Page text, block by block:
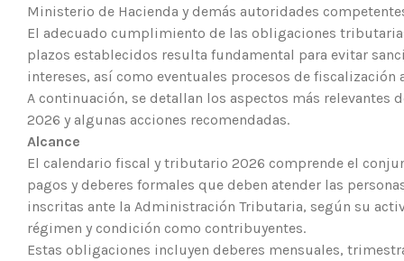
Ministerio de Hacienda y demás autoridades
El adecuado cumplimiento de las obligaciones
plazos establecidos resulta fundamental para evitar
intereses, así como eventuales procesos de
A continuación, se detallan los aspectos más relevantes
2026 y algunas acciones recomendadas.
Alcance
El calendario fiscal y tributario 2026 comprende el
pagos y deberes formales que deben atender las
inscritas ante la Administración Tributaria, según su
régimen y condición como contribuyentes.
Estas obligaciones incluyen deberes mensuales,